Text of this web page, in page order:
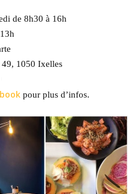
de 8h30 à 16h
1050 Ixelles
pour plus d’infos.